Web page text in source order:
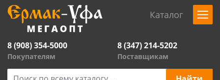
Каталог
8 (908) 354-5000
Покупателям
8 (347) 214-5202
Поставщикам